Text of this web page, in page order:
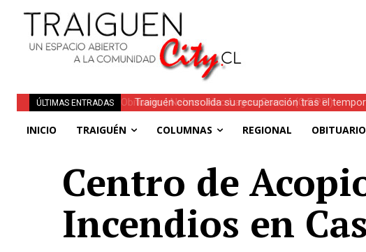
ÚLTIMAS ENTRADAS
Traiguén consolida su recuperación tras el
INICIO TRAIGUÉN COLUMNAS REGIONAL
Centro de
Incendios en